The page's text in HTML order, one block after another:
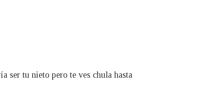
ser tu nieto pero te ves chula hasta